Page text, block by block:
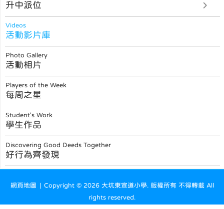
升中派位
Videos
活動影片庫
Photo Gallery
活動相片
Players of the Week
每周之星
Student's Work
學生作品
Discovering Good Deeds Together
好行為齊發現
網頁地圖 | Copyright © 2026 大坑東宣道小學. 版權所有 不得轉載 All
rights reserved.